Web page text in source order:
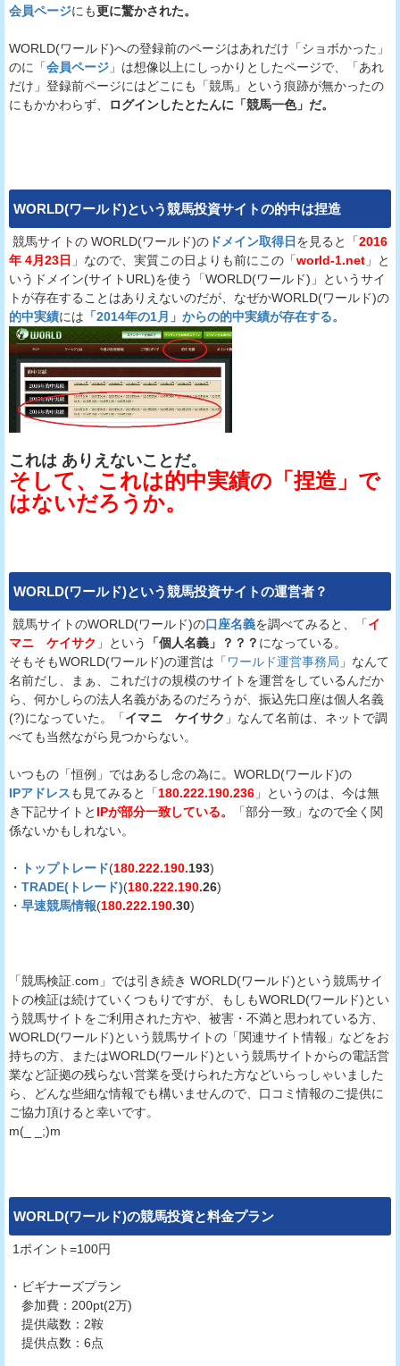
会員ページにも更に驚かされた。
WORLD(ワールド)への登録前のページはあれだけ「ショボかった」
のに「会員ページ 」は想像以上にしっかりとしたページで、「あれ
だけ」登録前ページにはどこにも「競馬」という痕跡が無かったの
にもかかわらず、
ログインしたとたんに「競馬一色」だ。
WORLD(ワールド)という競馬投資サイトの的中は捏造
競馬サイトの WORLD(ワールド)の ドメイン取得日 を見ると「2016
年 4月23日 」なので、実質この日よりも前にこの「world-1.net 」と
いうドメイン(サイトURL)を使う「WORLD(ワールド)」というサイ
トが存在することはありえないのだが、なぜかWORLD(ワールド)の
的中実績には 「2014年の1月」からの的中実績が存在する。
これは ありえないことだ。
そして、これは的中実績の「捏造」で
はないだろうか。
WORLD(ワールド)という競馬投資サイトの運営者？
競馬サイトのWORLD(ワールド)の口座名義を調べてみると、「イ
マニ ケイサク 」という 「個人名義」？？？ になっている。
そもそもWORLD(ワールド)の運営は「 ワールド運営事務局 」なんて
名前だし、まぁ、これだけの規模のサイトを運営をしているんだか
ら、何かしらの法人名義があるのだろうが、振込先口座は個人名義
(?)になっていた。「イマニ ケイサク 」なんて名前は、ネットで調
べても当然ながら見つからない。
いつもの「恒例」ではあるし念の為に。WORLD(ワールド)の
IPアドレスも見てみると「180.222.190.236 」というのは、今は無
き下記サイトと IPが部分一致している。
「部分一致」なので全く関
係ないかもしれない。
・ トップトレード(180.222.190.193)
・ TRADE(トレード)(180.222.190.26)
・ 早速競馬情報(180.222.190.30)
「競馬検証.com」では引き続き WORLD(ワールド)という競馬サイ
トの検証は続けていくつもりですが、もしもWORLD(ワールド)とい
う競馬サイトをご利用された方や、被害・不満と思われている方、
WORLD(ワールド)という競馬サイトの「関連サイト情報」などをお
持ちの方、またはWORLD(ワールド)という競馬サイトからの電話営
業など証拠の残らない営業を受けられた方などいらっしゃいました
ら、どんな些細な情報でも構いませんので、口コミ情報のご提供に
ご協力頂けると幸いです。
m(_ _;)m
WORLD(ワールド)の競馬投資と料金プラン
1ポイント=100円
・ビギナーズプラン
参加費：200pt(2万)
提供蔵数：2鞍
提供点数：6点